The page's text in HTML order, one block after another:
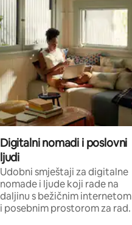
Digitalni nomadi i poslovni
ljudi
Udobni smještaji za digitalne
nomade i ljude koji rade na
daljinu s bežičnim internetom
i posebnim prostorom za rad.